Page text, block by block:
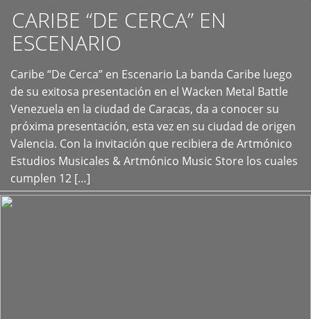
CARIBE “DE CERCA” EN
ESCENARIO
Caribe “De Cerca” en Escenario La banda Caribe luego
de su exitosa presentación en el Wacken Metal Battle
Venezuela en la ciudad de Caracas, da a conocer su
próxima presentación, esta vez en su ciudad de origen
Valencia. Con la invitación que recibiera de Artmónico
Estudios Musicales & Artmónico Music Store los cuales
cumplen 12 […]
+